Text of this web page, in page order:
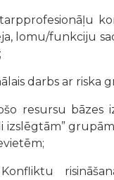
lomu/funkciju
darbs ar riska
bāzes
izslēgtām”
risināšana